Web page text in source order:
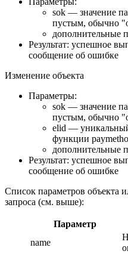
sok — значение
пустым, обычно
дополнительные
Результат: успешное
сообщение об ошибке
Изменение объекта
Параметры:
sok — значение
пустым, обычно
elid —
функции
дополнительные
Результат: успешное
сообщение об ошибке
Список параметров объекта
запроса (см. выше):
Параметр
name